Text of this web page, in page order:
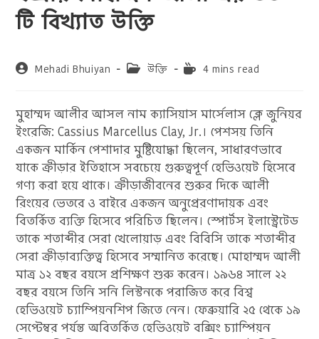
টি বিখ্যাত উক্তি
PostMehadi Bhuiyan
Postউক্তি
Reading4 mins read
মুহাম্মদ আলীর আসল নাম ক্যাসিয়াস মার্সেলাস ক্লে জুনিয়র
ইংরেজি: Cassius Marcellus Clay, Jr.। পেশসয় তিনি
একজন মার্কিন পেশাদার মুষ্টিযোদ্ধা ছিলেন, সাধারণভাবে
যাকে ক্রীড়ার ইতিহাসে সবচেয়ে গুরুত্বপূর্ণ হেভিওয়েট হিসেবে
গণ্য করা হয়ে থাকে। ক্রীড়াজীবনের শুরুর দিকে আলী
রিংয়ের ভেতরে ও বাইরে একজন অনুপ্রেরণাদায়ক এবং
বিতর্কিত ব্যক্তি হিসেবে পরিচিত ছিলেন। স্পোর্টস ইলাস্ট্রেটেড
তাকে শতাব্দীর সেরা খেলোয়াড় এবং বিবিসি তাকে শতাব্দীর
সেরা ক্রীড়াব্যক্তিত্ব হিসেবে সম্মানিত করেছে। মোহাম্মদ আলী
মাত্র ১২ বছর বয়সে প্রশিক্ষণ শুরু করেন। ১৯৬৪ সালে ২২
বছর বয়সে তিনি সনি লিস্টনকে পরাজিত করে বিশ্ব
হেভিওয়েট চ্যাম্পিয়নশিপ জিতে নেন। ফেব্রুয়ারি ২৫ থেকে ১৯
সেপ্টেম্বর পর্যন্ত অবিতর্কিত হেভিওয়েট বক্সিং চ্যাম্পিয়ন